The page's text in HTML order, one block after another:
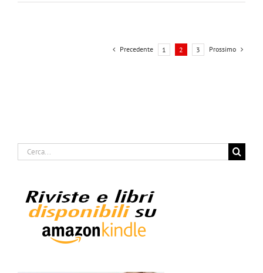
Precedente 1 2 3 Prossimo
Cerca